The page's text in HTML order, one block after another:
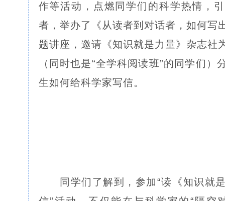
作等活动，点燃同学们的科学热情，
者，举办了《从读者到对话者，如何写
题讲座，邀请《知识就是力量》杂志社
（同时也是“全学科阅读班”的同学们）
生如何给科学家写信。
同学们了解到，参加“读《知识就